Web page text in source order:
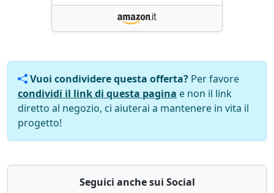
Vuoi condividere questa offerta? Per favore
condividi il link di questa pagina e non il link
diretto al negozio, ci aiuterai a mantenere in vita il
progetto!
Seguici anche sui Social